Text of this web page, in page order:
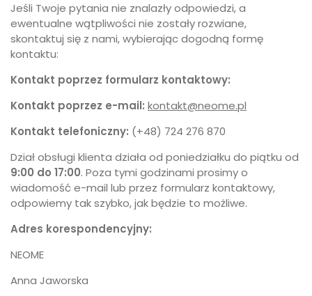
Jeśli Twoje pytania nie znalazły odpowiedzi, a
ewentualne wątpliwości nie zostały rozwiane,
skontaktuj się z nami, wybierając dogodną formę
kontaktu:
Kontakt poprzez formularz kontaktowy:
Kontakt poprzez e-mail: kontakt@neome.pl
Kontakt telefoniczny: (+48) 724 276 870
Dział obsługi klienta działa od poniedziałku do piątku od
9:00 do 17:00. Poza tymi godzinami prosimy o
wiadomość e-mail lub przez formularz kontaktowy,
odpowiemy tak szybko, jak będzie to możliwe.
Adres korespondencyjny:
NEOME
Anna Jaworska